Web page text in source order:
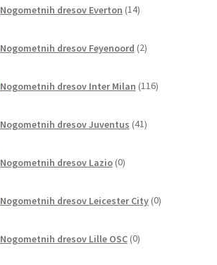
Nogometnih dresov Everton 14izdelkov
Nogometnih dresov Feyenoord 2izdelka
Nogometnih dresov Inter Milan 116izdelkov
Nogometnih dresov Juventus 41izdelkov
Nogometnih dresov Lazio 0izdelkov
Nogometnih dresov Leicester City 0izdelkov
Nogometnih dresov Lille OSC 0izdelkov